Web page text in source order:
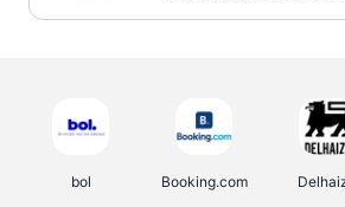
bol Booking.com